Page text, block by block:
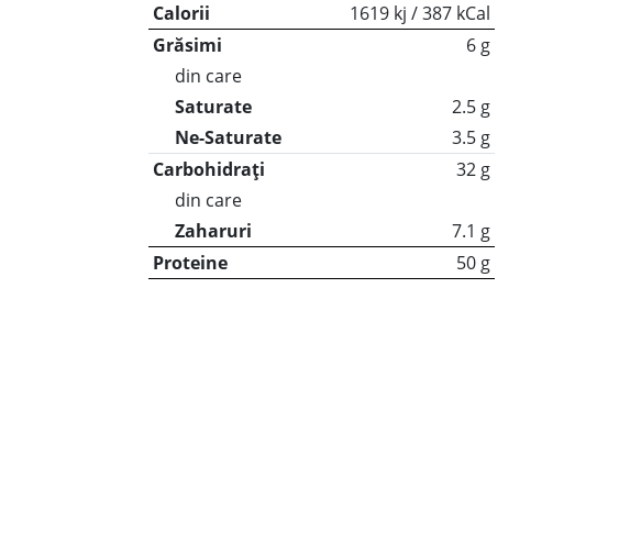
Calorii
1619 kj / 387 kCal
Grăsimi
6 g
din care
Saturate
2.5 g
Ne-Saturate
3.5 g
Carbohidrați
32 g
din care
Zaharuri
7.1 g
Proteine
50 g